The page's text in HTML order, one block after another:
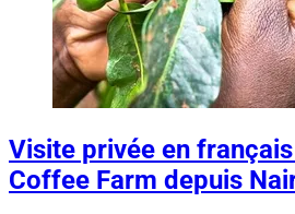
Visite privée en
Coffee Farm depuis